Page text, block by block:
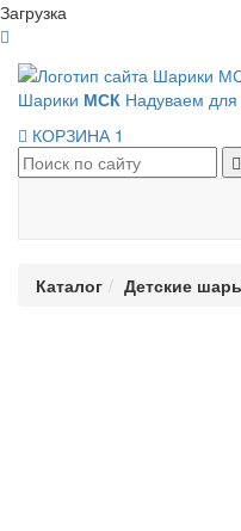
Загрузка
Шарики МСК Надуваем для
КОРЗИНА 1
Каталог Детские